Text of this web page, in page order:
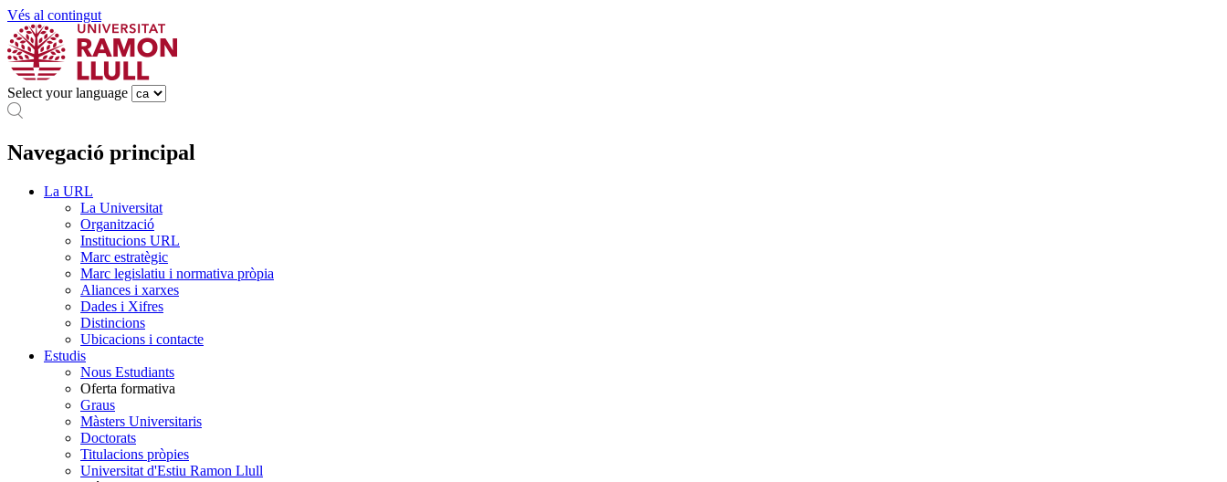
Vés al contingut
Select your language
Navegació principal
La URL
La Universitat
Organització
Institucions URL
Marc estratègic
Marc legislatiu i normativa pròpia
Aliances i xarxes
Dades i Xifres
Distincions
Ubicacions i contacte
Estudis
Nous Estudiants
Oferta formativa
Graus
Màsters Universitaris
Doctorats
Titulacions pròpies
Universitat d'Estiu Ramon Llull